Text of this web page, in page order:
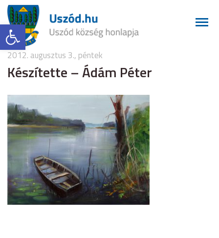
Eszköztár megnyitása
2012. augusztus 3., péntek
Készítette – Ádám Péter